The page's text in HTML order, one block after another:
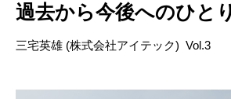
過去から今後へのひと
三宅英雄 (株式会社アイテック) Vol.3